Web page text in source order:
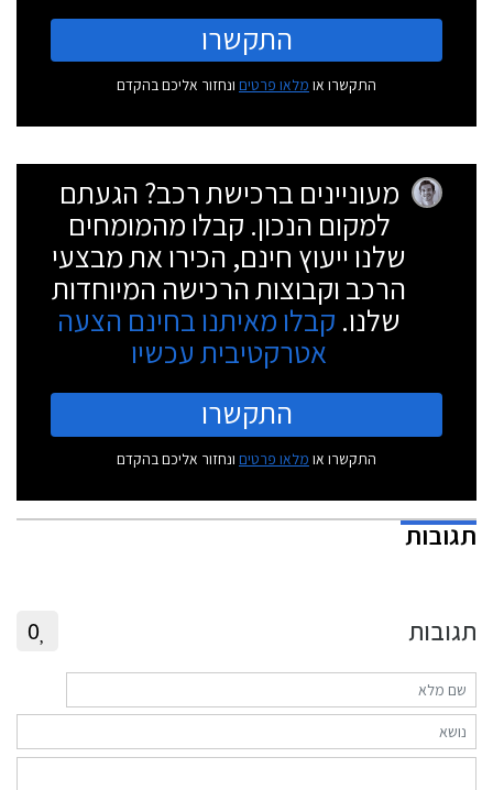
התקשרו
התקשרו או מלאו פרטים ונחזור אליכם בהקדם
מעוניינים ברכישת רכב? הגעתם
למקום הנכון. קבלו מהמומחים
שלנו ייעוץ חינם, הכירו את מבצעי
הרכב וקבוצות הרכישה המיוחדות
שלנו. קבלו מאיתנו בחינם הצעה
אטרקטיבית עכשיו
התקשרו
התקשרו או מלאו פרטים ונחזור אליכם בהקדם
תגובות
תגובות 0